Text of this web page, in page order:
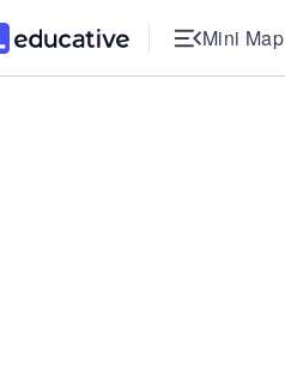
Mini Map